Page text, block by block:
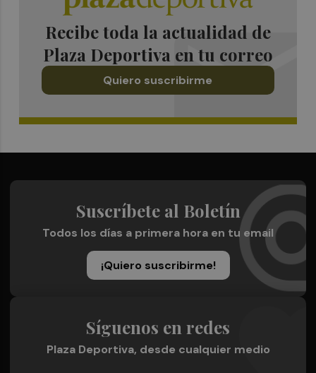
Recibe toda la actualidad de
Plaza Deportiva en tu correo
Quiero suscribirme
Suscríbete al Boletín
Todos los días a primera hora en tu email
¡Quiero suscribirme!
Síguenos en redes
Plaza Deportiva, desde cualquier medio